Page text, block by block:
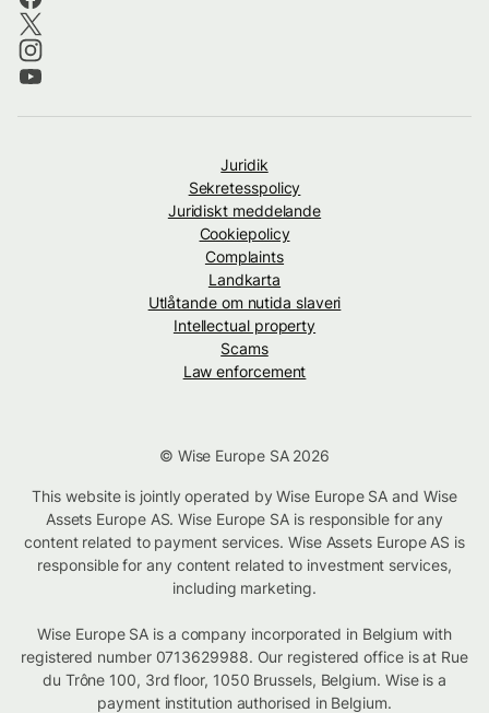
Juridik
Sekretesspolicy
Juridiskt meddelande
Cookiepolicy
Complaints
Landkarta
Utlåtande om nutida slaveri
Intellectual property
Scams
Law enforcement
© Wise Europe SA 2026
This website is jointly operated by Wise Europe SA and Wise
Assets Europe AS. Wise Europe SA is responsible for any
content related to payment services. Wise Assets Europe AS is
responsible for any content related to investment services,
including marketing.
Wise Europe SA is a company incorporated in Belgium with
registered number 0713629988. Our registered office is at Rue
du Trône 100, 3rd floor, 1050 Brussels, Belgium. Wise is a
payment institution authorised in Belgium.